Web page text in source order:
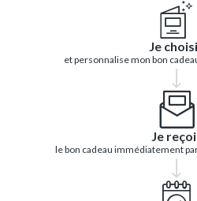
Je
et personnalise mon bon
Je
le bon cadeau immédiatement